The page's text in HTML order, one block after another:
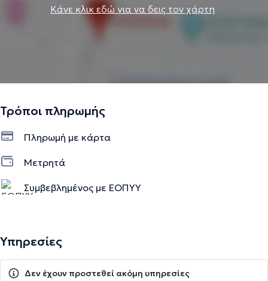
Κάνε κλικ εδώ για να δεις τον χάρτη
Τρόποι πληρωμής
Πληρωμή με κάρτα
Μετρητά
Συμβεβλημένος με ΕΟΠΥΥ
Υπηρεσίες
Δεν έχουν προστεθεί ακόμη υπηρεσίες